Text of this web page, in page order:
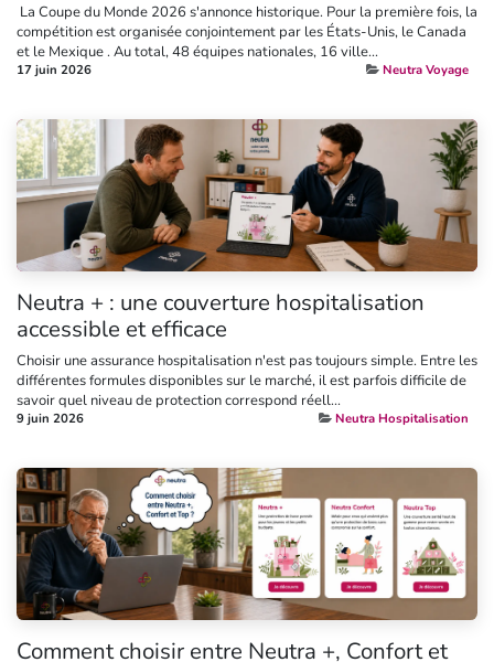
​ La Coupe du Monde 2026 s'annonce historique. Pour la première fois, la
compétition est organisée conjointement par les États-Unis, le Canada
et le Mexique . Au total, 48 équipes nationales, 16 ville...
17 juin 2026 Neutra Voyage
Neutra + : une couverture hospitalisation
accessible et efficace
Choisir une assurance hospitalisation n'est pas toujours simple. Entre les
différentes formules disponibles sur le marché, il est parfois difficile de
savoir quel niveau de protection correspond réell...
9 juin 2026 Neutra Hospitalisation
Comment choisir entre Neutra +, Confort et